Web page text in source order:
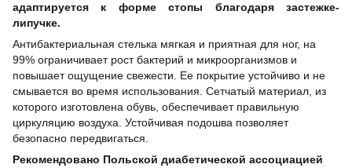
адаптируется к форме стопы благодаря застежке-
липучке.
Антибактериальная стелька мягкая и приятная для ног, на
99% ограничивает рост бактерий и микроорганизмов и
повышает ощущение свежести. Ее покрытие устойчиво и не
смывается во время использования. Сетчатый материал, из
которого изготовлена обувь, обеспечивает правильную
циркуляцию воздуха. Устойчивая подошва позволяет
безопасно передвигаться.
Рекомендовано Польской диабетической ассоциацией